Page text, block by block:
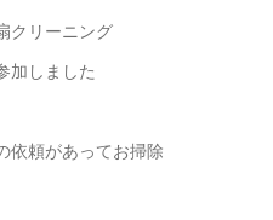
クリーニング
加しました
依頼があってお掃除